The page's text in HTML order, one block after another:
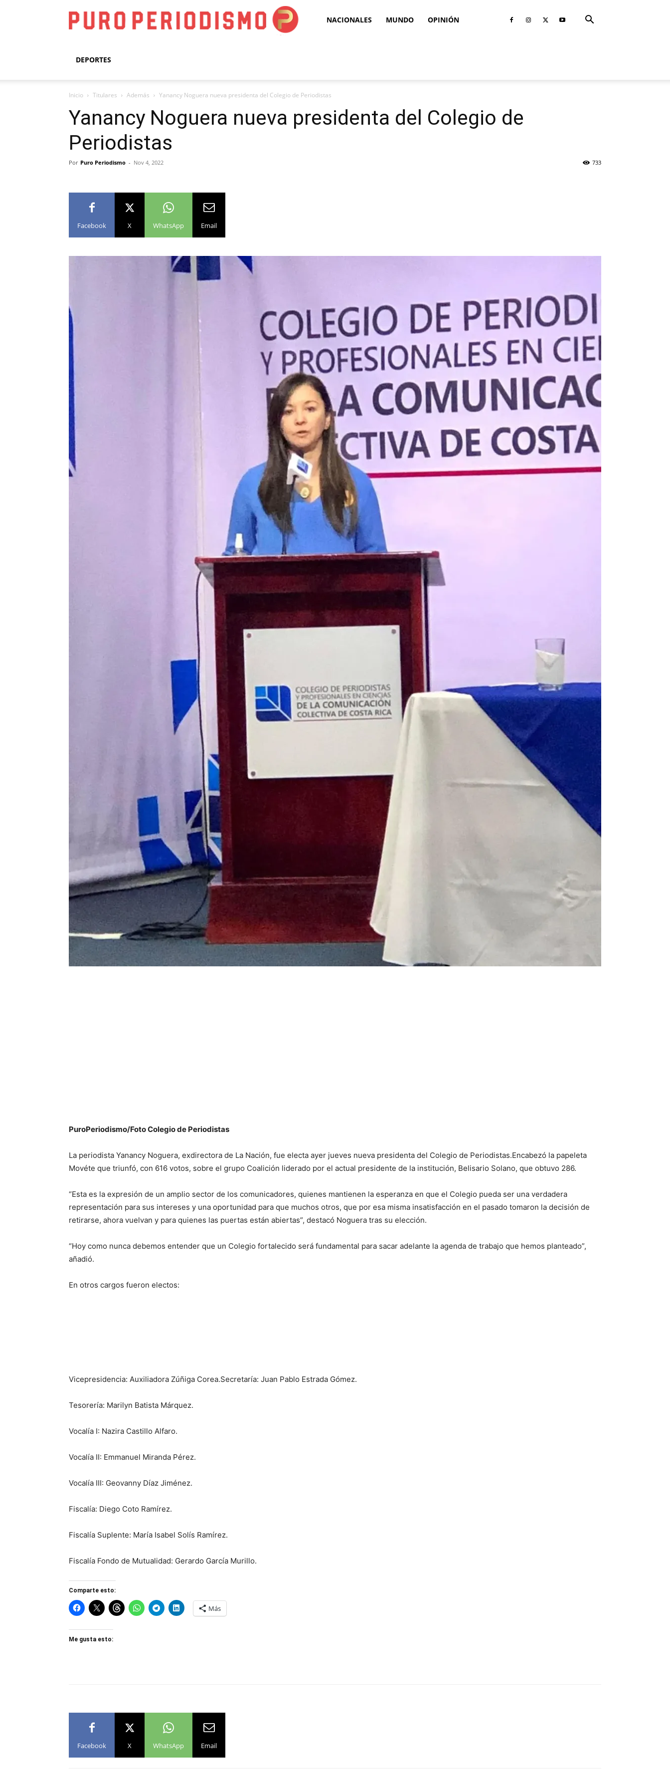
Puro NACIONALES MUNDO OPINIÓN
DEPORTES
Inicio Titulares Además Yanancy Noguera nueva presidenta del Colegio de Periodistas
Yanancy Noguera nueva presidenta del Colegio de
Periodistas
Por Puro Periodismo - Nov 4, 2022 733
Facebook X WhatsApp Email
PuroPeriodismo/Foto Colegio de Periodistas
La periodista Yanancy Noguera, exdirectora de La Nación, fue electa ayer jueves nueva presidenta del Colegio de Periodistas.Encabezó la papeleta
Movéte que triunfó, con 616 votos, sobre el grupo Coalición liderado por el actual presidente de la institución, Belisario Solano, que obtuvo 286.
“Esta es la expresión de un amplio sector de los comunicadores, quienes mantienen la esperanza en que el Colegio pueda ser una verdadera
representación para sus intereses y una oportunidad para que muchos otros, que por esa misma insatisfacción en el pasado tomaron la decisión de
retirarse, ahora vuelvan y para quienes las puertas están abiertas”, destacó Noguera tras su elección.
“Hoy como nunca debemos entender que un Colegio fortalecido será fundamental para sacar adelante la agenda de trabajo que hemos planteado”,
añadió.
En otros cargos fueron electos:
Vicepresidencia: Auxiliadora Zúñiga Corea.Secretaría: Juan Pablo Estrada Gómez.
Tesorería: Marilyn Batista Márquez.
Vocalía I: Nazira Castillo Alfaro.
Vocalía II: Emmanuel Miranda Pérez.
Vocalía III: Geovanny Díaz Jiménez.
Fiscalía: Diego Coto Ramírez.
Fiscalía Suplente: María Isabel Solís Ramírez.
Fiscalía Fondo de Mutualidad: Gerardo García Murillo.
Comparte esto:
Más
Me gusta esto:
Facebook X WhatsApp Email